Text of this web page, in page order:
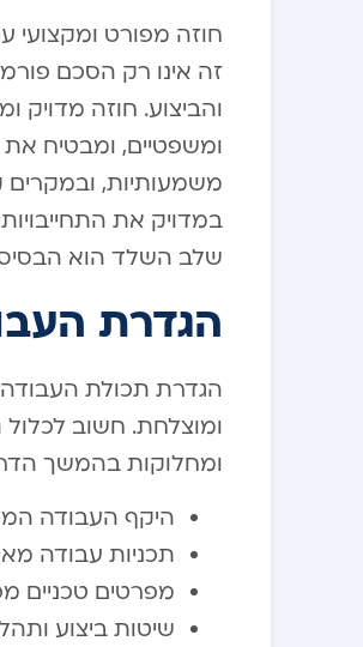
חוזה מפורט ומקצועי
זה אינו רק הסכם
והביצוע. חוזה מדויק
ומשפטיים, ומבטיח את
משמעותיות, ובמקרים
במדויק את
שלב השלד הוא הבסיס
הגדרת
הגדרת תכולת
ומוצלחת. חשוב לכלול
ומחלוקות בהמשך
היקף העבודה
תכניות עבודה
מפרטים טכניים
שיטות ביצוע